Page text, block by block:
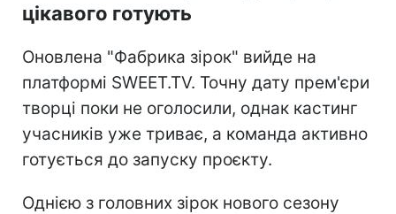
цікавого готують
Оновлена "Фабрика зірок" вийде на
платформі SWEET.TV. Точну дату прем'єри
творці поки не оголосили, однак кастинг
учасників уже триває, а команда активно
готується до запуску проєкту.
Однією з головних зірок нового сезону